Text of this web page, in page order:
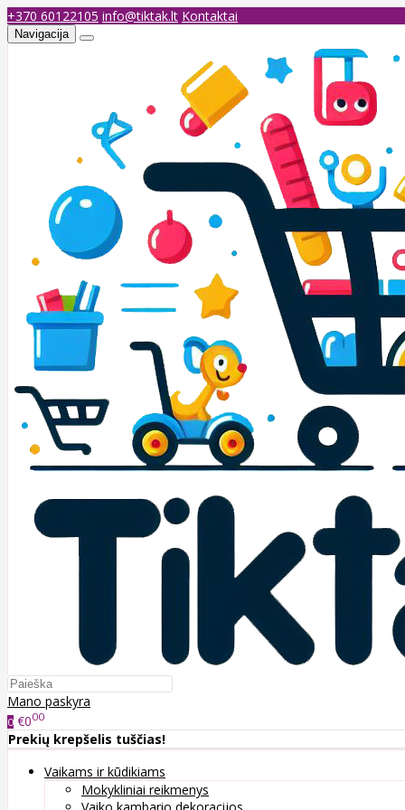
+370 60122105 info@tiktak.lt Kontaktai
Navigacija
Mano paskyra
0 €000
Prekių krepšelis tuščias!
Vaikams ir kūdikiams
Mokykliniai reikmenys
Vaiko kambario dekoracijos